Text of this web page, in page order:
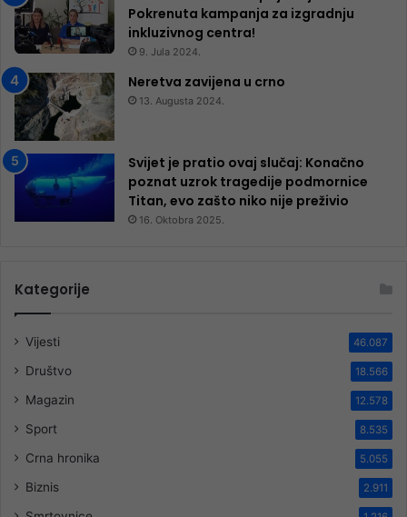
Pokrenuta kampanja za izgradnju
inkluzivnog centra!
9. Jula 2024.
Neretva zavijena u crno
13. Augusta 2024.
Svijet je pratio ovaj slučaj: Konačno
poznat uzrok tragedije podmornice
Titan, evo zašto niko nije preživio
16. Oktobra 2025.
Kategorije
Vijesti 46.087
Društvo 18.566
Magazin 12.578
Sport 8.535
Crna hronika 5.055
Biznis 2.911